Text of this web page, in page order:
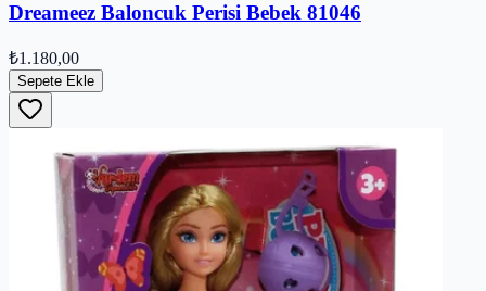
Dreameez Baloncuk Perisi Bebek 81046
₺1.180,00
Sepete Ekle